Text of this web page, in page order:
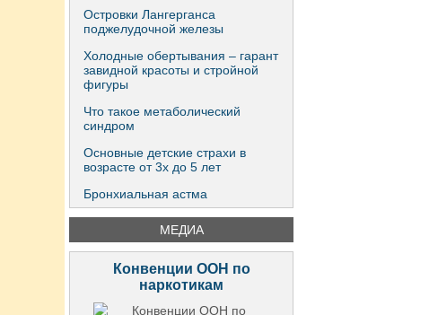
Островки Лангерганса
поджелудочной железы
Холодные обертывания – гарант
завидной красоты и стройной
фигуры
Что такое метаболический
синдром
Основные детские страхи в
возрасте от 3х до 5 лет
Бронхиальная астма
МЕДИА
Конвенции ООН по
наркотикам